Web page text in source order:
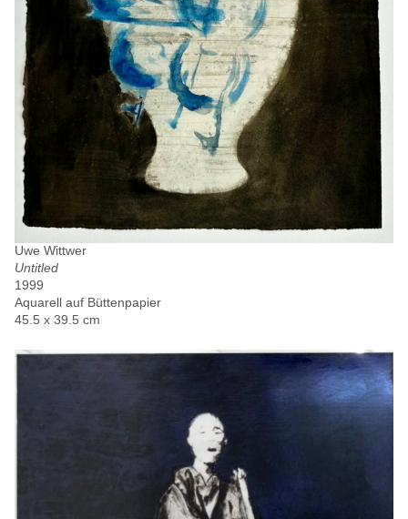
Uwe Wittwer
Untitled
1999
Aquarell auf Büttenpapier
45.5 x 39.5 cm